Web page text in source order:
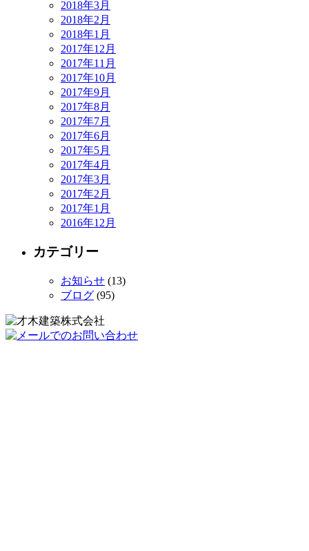
2018年3月
2018年2月
2018年1月
2017年12月
2017年11月
2017年10月
2017年9月
2017年8月
2017年7月
2017年6月
2017年5月
2017年4月
2017年3月
2017年2月
2017年1月
2016年12月
カテゴリー
お知らせ (13)
ブログ (95)